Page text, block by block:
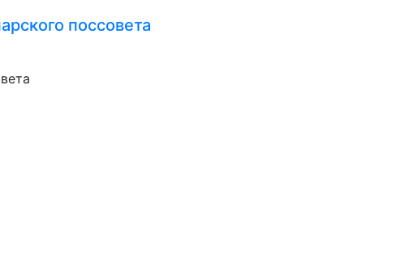
поссовета